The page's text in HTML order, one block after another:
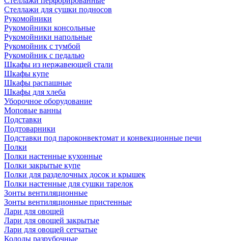
Стеллажи для сушки подносов
Рукомойники
Рукомойники консольные
Рукомойники напольные
Рукомойник с тумбой
Рукомойник с педалью
Шкафы из нержавеющей стали
Шкафы купе
Шкафы распашные
Шкафы для хлеба
Уборочное оборудование
Моповые ванны
Подставки
Подтоварники
Подставки под пароконвектомат и конвекционные печи
Полки
Полки настенные кухонные
Полки закрытые купе
Полки для разделочных досок и крышек
Полки настенные для сушки тарелок
Зонты вентиляционные
Зонты вентиляционные пристенные
Лари для овощей
Лари для овощей закрытые
Лари для овощей сетчатые
Колоды разрубочные